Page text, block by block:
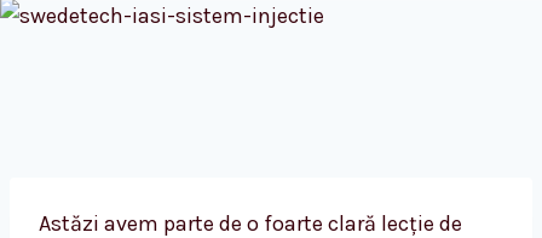
Astăzi avem parte de o foarte clară lecție de